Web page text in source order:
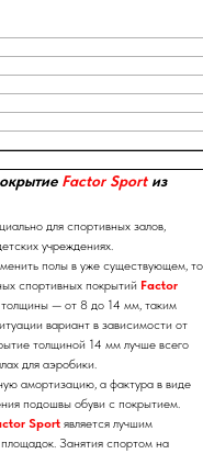
Factor Sport из
для спортивных залов,
учреждениях.
полы в уже существующем, то
спортивных покрытий Factor
— от 8 до 14 мм, таким
вариант в зависимости от
толщиной 14 мм лучше всего
для аэробики.
амортизацию, а фактура в виде
подошвы обуви с покрытием.
Sport является лучшим
Занятия спортом на